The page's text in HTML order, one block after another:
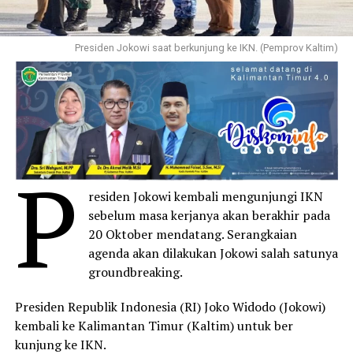
Presiden Jokowi saat berkunjung ke IKN. (Pemprov Kaltim)
P
residen Jokowi kembali mengunjungi IKN
sebelum masa kerjanya akan berakhir pada
20 Oktober mendatang. Serangkaian
agenda akan dilakukan Jokowi salah satunya
groundbreaking.
Presiden Republik Indonesia (RI) Joko Widodo (Jokowi)
kembali ke Kalimantan Timur (Kaltim) untuk ber
kunjung ke IKN.